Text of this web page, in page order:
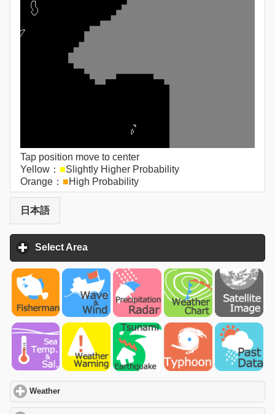
Tap position move to center
Yellow： ■Slightly Higher Probability
Orange： ■High Probability
日本語
Select Area
Weather